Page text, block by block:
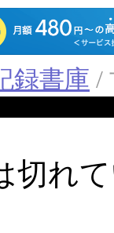
録書庫 /
切れ